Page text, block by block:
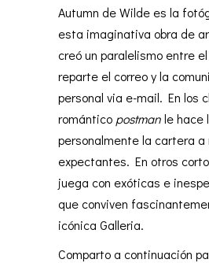
Autumn de Wilde es la
esta imaginativa obra de
creó un paralelismo entre
reparte el correo y la
personal via e-mail. En los
romántico postmanle hace
personalmente la cartera a
expectantes. En otros
juega con exóticas e
que conviven
icónica Galleria.
Comparto a continuación